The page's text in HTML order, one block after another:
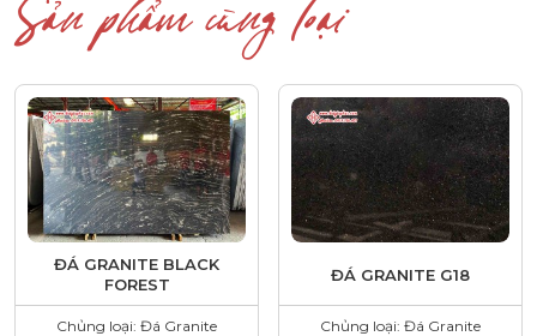
Sản phẩm cùng loại
ĐÁ GRANITE BLACK
FOREST
Chủng loại: Đá Granite
ĐÁ GRANITE G18
Chủng loại: Đá Granite